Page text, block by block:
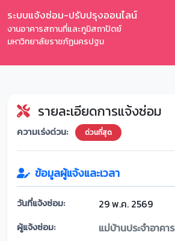
ระบบแจ้งซ่อม-ปรับปรุงออนไลน์
งานอาคารสถานที่และภูมิสถาปัตย์
มหาวิทยาลัยราชภัฏนครปฐม
รายละเอียดการแจ้งซ่อม
ความเร่งด่วน: ด่วนที่สุด
ข้อมูลผู้แจ้งและเวลา
วันที่แจ้งซ่อม: 29 พ.ค. 2569
ผู้แจ้งซ่อม: แม่บ้านประจำอาคาร